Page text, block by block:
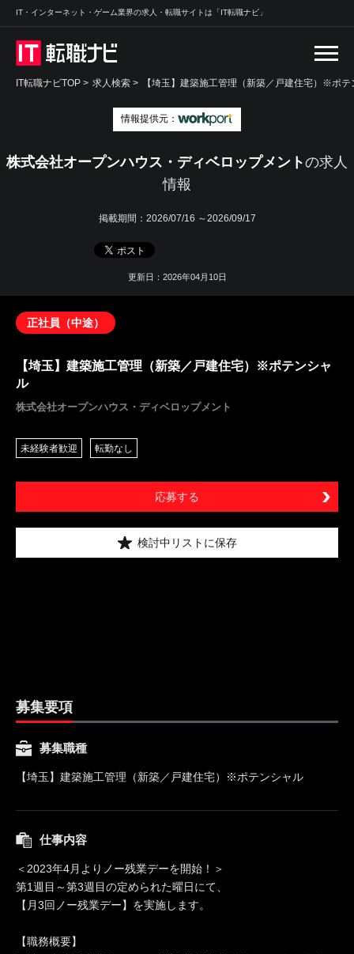
IT・インターネット・ゲーム業界の求人・転職サイトは「IT転職ナビ」
IT転職ナビTOP > 求人検索 > 【埼玉】建築施工管理（新築／戸建住宅）※ポ
情報提供元：
株式会社オープンハウス・ディベロップメントの求人
情報
掲載期間： 2026/07/16 ～2026/09/17
更新日：2026年04月10日
正社員（中途）
【埼玉】建築施工管理（新築／戸建住宅）※ポテンシャ
ル
株式会社オープンハウス・ディベロップメント
未経験者歓迎 転勤なし
応募する
検討中リストに保存
募集要項
募集職種
【埼玉】建築施工管理（新築／戸建住宅）※ポテンシャル
仕事内容
＜2023年4月よりノー残業デーを開始！＞
第1週目～第3週目の定められた曜日にて、
【月3回ノー残業デー】を実施します。
【職務概要】